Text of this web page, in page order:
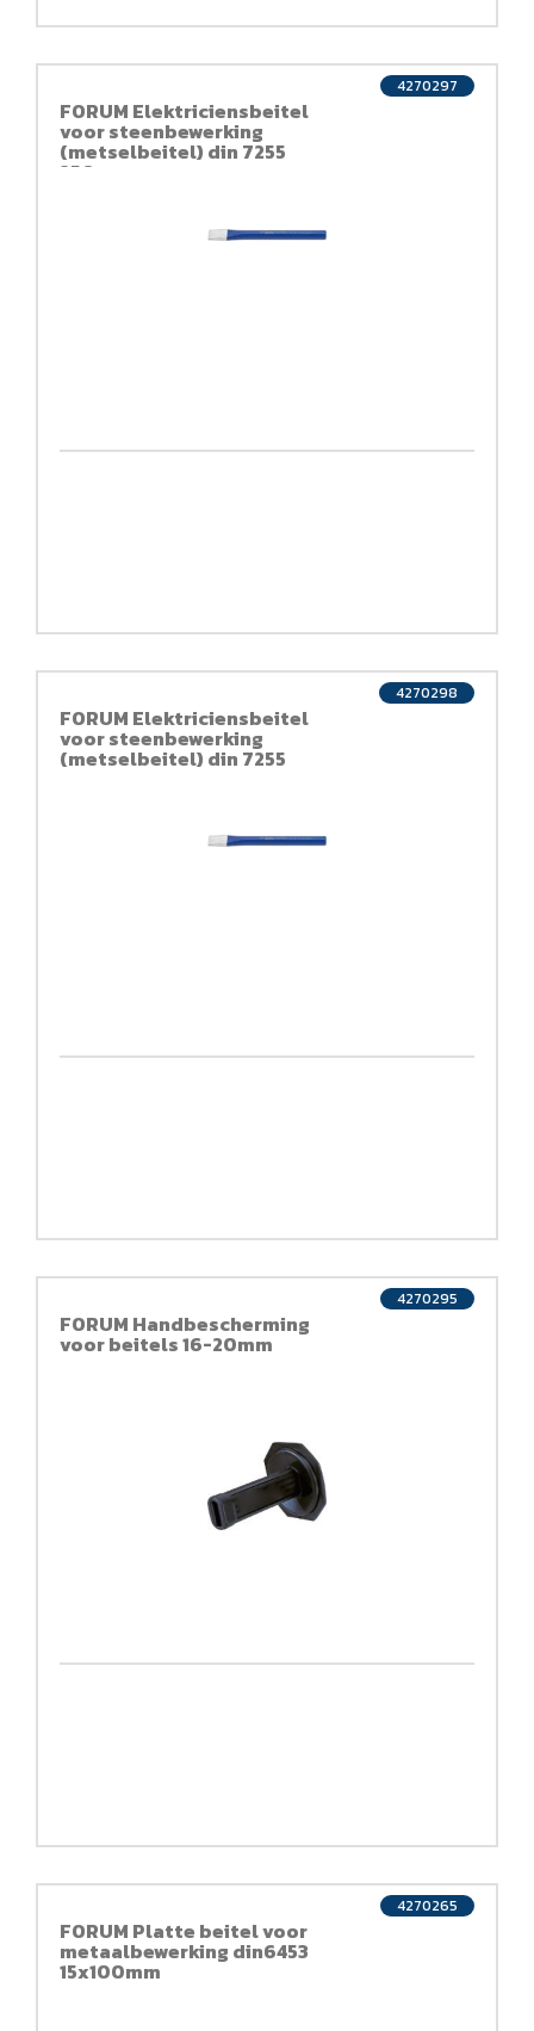
FORUM Elektriciensbeitel
voor steenbewerking
(metselbeitel) din 7255
250mm
4270297
FORUM Elektriciensbeitel
voor steenbewerking
(metselbeitel) din 7255
4270298
FORUM Handbescherming
voor beitels 16-20mm
4270295
FORUM Platte beitel voor
metaalbewerking din6453
15x100mm
4270265